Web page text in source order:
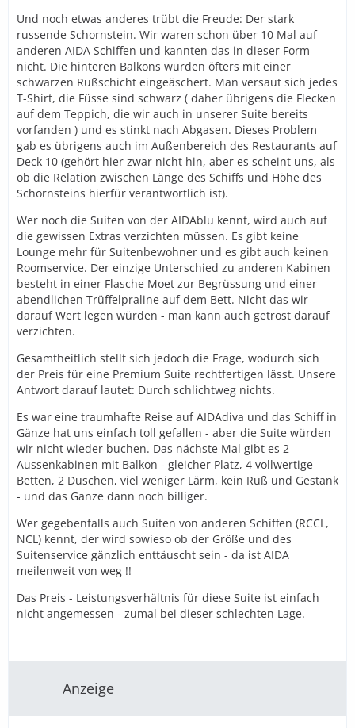
Und noch etwas anderes trübt die Freude: Der stark
russende Schornstein. Wir waren schon über 10 Mal auf
anderen AIDA Schiffen und kannten das in dieser Form
nicht. Die hinteren Balkons wurden öfters mit einer
schwarzen Rußschicht eingeäschert. Man versaut sich jedes
T-Shirt, die Füsse sind schwarz ( daher übrigens die Flecken
auf dem Teppich, die wir auch in unserer Suite bereits
vorfanden ) und es stinkt nach Abgasen. Dieses Problem
gab es übrigens auch im Außenbereich des Restaurants auf
Deck 10 (gehört hier zwar nicht hin, aber es scheint uns, als
ob die Relation zwischen Länge des Schiffs und Höhe des
Schornsteins hierfür verantwortlich ist).
Wer noch die Suiten von der AIDAblu kennt, wird auch auf
die gewissen Extras verzichten müssen. Es gibt keine
Lounge mehr für Suitenbewohner und es gibt auch keinen
Roomservice. Der einzige Unterschied zu anderen Kabinen
besteht in einer Flasche Moet zur Begrüssung und einer
abendlichen Trüffelpraline auf dem Bett. Nicht das wir
darauf Wert legen würden - man kann auch getrost darauf
verzichten.
Gesamtheitlich stellt sich jedoch die Frage, wodurch sich
der Preis für eine Premium Suite rechtfertigen lässt. Unsere
Antwort darauf lautet: Durch schlichtweg nichts.
Es war eine traumhafte Reise auf AIDAdiva und das Schiff in
Gänze hat uns einfach toll gefallen - aber die Suite würden
wir nicht wieder buchen. Das nächste Mal gibt es 2
Aussenkabinen mit Balkon - gleicher Platz, 4 vollwertige
Betten, 2 Duschen, viel weniger Lärm, kein Ruß und Gestank
- und das Ganze dann noch billiger.
Wer gegebenfalls auch Suiten von anderen Schiffen (RCCL,
NCL) kennt, der wird sowieso ob der Größe und des
Suitenservice gänzlich enttäuscht sein - da ist AIDA
meilenweit von weg !!
Das Preis - Leistungsverhältnis für diese Suite ist einfach
nicht angemessen - zumal bei dieser schlechten Lage.
Anzeige